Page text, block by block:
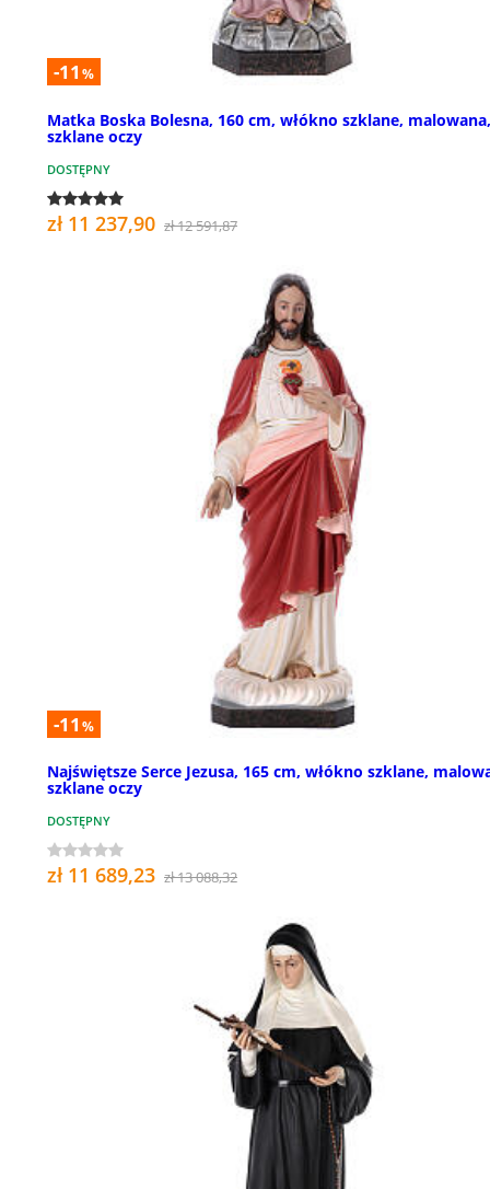
-11 %
Matka Boska Bolesna, 160 cm, włókno szklane, malowana,
szklane oczy
DOSTĘPNY
zł 11 237,90 zł 12 591,87
-11 %
Najświętsze Serce Jezusa, 165 cm, włókno szklane,
szklane oczy
DOSTĘPNY
zł 11 689,23 zł 13 088,32